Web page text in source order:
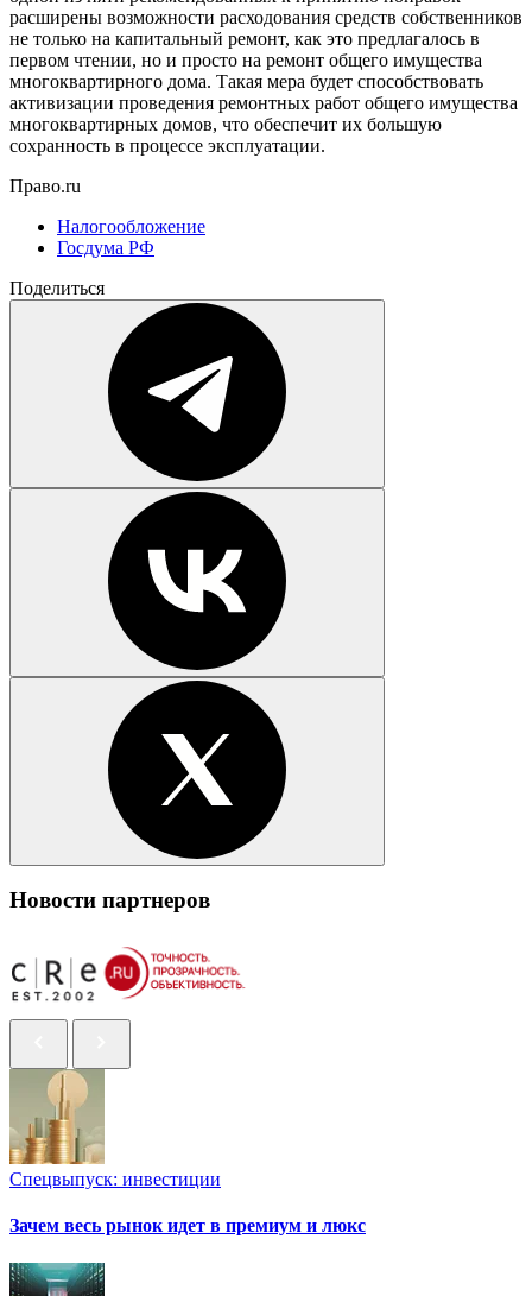
расширены возможности расходования средств собственников
не только на капитальный ремонт, как это предлагалось в
первом чтении, но и просто на ремонт общего имущества
многоквартирного дома. Такая мера будет способствовать
активизации проведения ремонтных работ общего имущества
многоквартирных домов, что обеспечит их большую
сохранность в процессе эксплуатации.
Право.ru
Налогообложение
Госдума РФ
Поделиться
Новости партнеров
Спецвыпуск: инвестиции
Зачем весь рынок идет в премиум и люкс